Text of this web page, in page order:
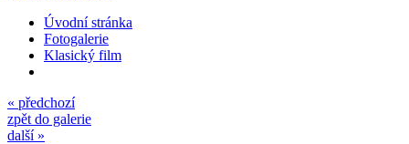
Úvodní stránka
Fotogalerie
Klasický film
« předchozí
zpět do galerie
další »